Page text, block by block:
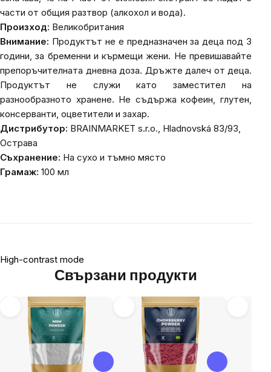
части от общия разтвор (алкохол и вода).
Произход: Великобритания
Внимание: Продуктът не е предназначен за деца под 3
години, за бременни и кърмещи жени. Не превишавайте
препоръчителната дневна доза. Дръжте далеч от деца.
Продуктът не служи като заместител на
разнообразното хранене. Не съдържа кофеин, глутен,
консерванти, оцветители и захар.
Дистрибутор: BRAINMARKET s.r.o., Hladnovská 83/93,
Острава
Съхранение: На сухо и тъмно място
Грамаж: 100 мл
High-contrast mode
Свързани продукти